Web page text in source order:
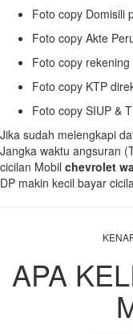
Foto copy Domisili
Foto copy Akte
Foto copy rekening
Foto copy KTP
Foto copy SIUP &
Jika sudah melengkapi
Jangka waktu angsuran
cicilan Mobil chevrolet
DP makin kecil bayar
APA